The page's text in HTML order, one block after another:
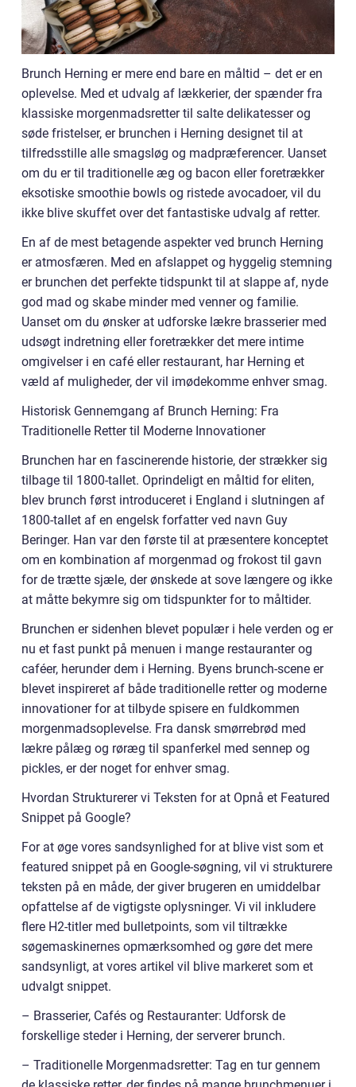
Brunch Herning er mere end bare en måltid – det er en
oplevelse. Med et udvalg af lækkerier, der spænder fra
klassiske morgenmadsretter til salte delikatesser og
søde fristelser, er brunchen i Herning designet til at
tilfredsstille alle smagsløg og madpræferencer. Uanset
om du er til traditionelle æg og bacon eller foretrækker
eksotiske smoothie bowls og ristede avocadoer, vil du
ikke blive skuffet over det fantastiske udvalg af retter.
En af de mest betagende aspekter ved brunch Herning
er atmosfæren. Med en afslappet og hyggelig stemning
er brunchen det perfekte tidspunkt til at slappe af, nyde
god mad og skabe minder med venner og familie.
Uanset om du ønsker at udforske lækre brasserier med
udsøgt indretning eller foretrækker det mere intime
omgivelser i en café eller restaurant, har Herning et
væld af muligheder, der vil imødekomme enhver smag.
Historisk Gennemgang af Brunch Herning: Fra
Traditionelle Retter til Moderne Innovationer
Brunchen har en fascinerende historie, der strækker sig
tilbage til 1800-tallet. Oprindeligt en måltid for eliten,
blev brunch først introduceret i England i slutningen af
1800-tallet af en engelsk forfatter ved navn Guy
Beringer. Han var den første til at præsentere konceptet
om en kombination af morgenmad og frokost til gavn
for de trætte sjæle, der ønskede at sove længere og ikke
at måtte bekymre sig om tidspunkter for to måltider.
Brunchen er sidenhen blevet populær i hele verden og er
nu et fast punkt på menuen i mange restauranter og
caféer, herunder dem i Herning. Byens brunch-scene er
blevet inspireret af både traditionelle retter og moderne
innovationer for at tilbyde spisere en fuldkommen
morgenmadsoplevelse. Fra dansk smørrebrød med
lækre pålæg og røræg til spanferkel med sennep og
pickles, er der noget for enhver smag.
Hvordan Strukturerer vi Teksten for at Opnå et Featured
Snippet på Google?
For at øge vores sandsynlighed for at blive vist som et
featured snippet på en Google-søgning, vil vi strukturere
teksten på en måde, der giver brugeren en umiddelbar
opfattelse af de vigtigste oplysninger. Vi vil inkludere
flere H2-titler med bulletpoints, som vil tiltrække
søgemaskinernes opmærksomhed og gøre det mere
sandsynligt, at vores artikel vil blive markeret som et
udvalgt snippet.
– Brasserier, Cafés og Restauranter: Udforsk de
forskellige steder i Herning, der serverer brunch.
– Traditionelle Morgenmadsretter: Tag en tur gennem